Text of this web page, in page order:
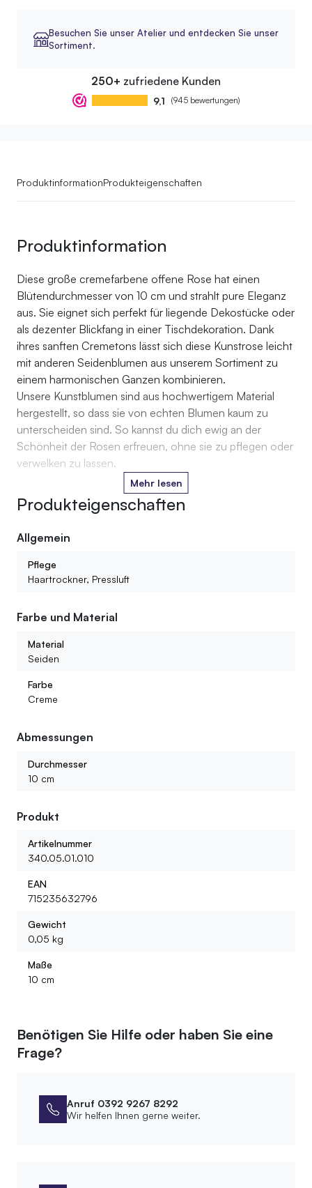
Besuchen Sie unser Atelier und entdecken Sie unser
Sortiment.
250+ zufriedene Kunden
9,1 (945 bewertungen)
ProduktinformationProdukteigenschaften
Produktinformation
Diese große cremefarbene offene Rose hat einen
Blütendurchmesser von 10 cm und strahlt pure Eleganz
aus. Sie eignet sich perfekt für liegende Dekostücke oder
als dezenter Blickfang in einer Tischdekoration. Dank
ihres sanften Cremetons lässt sich diese Kunstrose leicht
mit anderen Seidenblumen aus unserem Sortiment zu
einem harmonischen Ganzen kombinieren.
Unsere Kunstblumen sind aus hochwertigem Material
hergestellt, so dass sie von echten Blumen kaum zu
unterscheiden sind. So kannst du dich ewig an der
Schönheit der Rosen erfreuen, ohne sie zu pflegen oder
verwelken zu lassen.
Mehr lesen
Produkteigenschaften
Allgemein
Pflege
Haartrockner, Pressluft
Farbe und Material
Material
Seiden
Farbe
Creme
Abmessungen
Durchmesser
10 cm
Produkt
Artikelnummer
340.05.01.010
EAN
715235632796
Gewicht
0,05 kg
Maße
10 cm
Benötigen Sie Hilfe oder haben Sie eine
Frage?
Anruf 0392 9267 8292
Wir helfen Ihnen gerne weiter.